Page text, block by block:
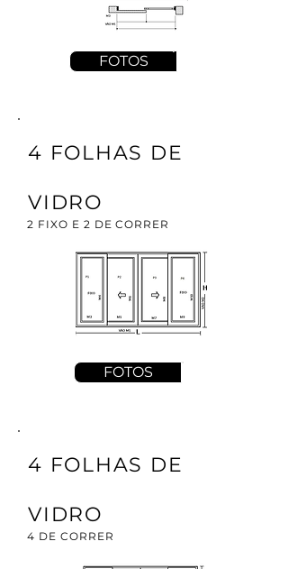
FOTOS
4 FOLHAS DE
VIDRO
2 FIXO E 2 DE CORRER
FOTOS
4 FOLHAS DE
VIDRO
4 DE CORRER